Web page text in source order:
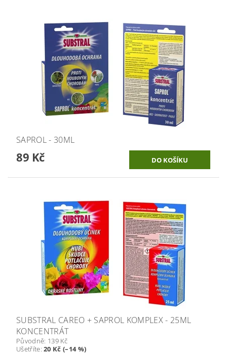
SAPROL - 30ML
89 Kč
SUBSTRAL CAREO + SAPROL KOMPLEX - 25ML
KONCENTRÁT
Původně: 139 Kč
Ušetříte:20 Kč (–14 %)